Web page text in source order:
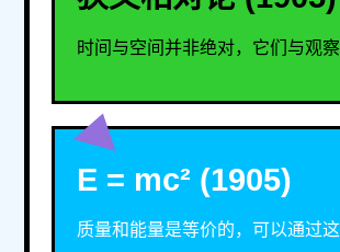
时间与空间并非绝对，它们与观
E = mc² (1905)
质量和能量是等价的，可以通过